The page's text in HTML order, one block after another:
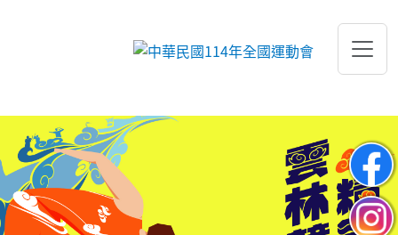
跳到主要內容